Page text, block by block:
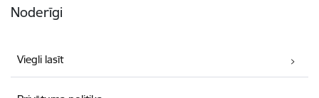
Noderīgi
Viegli lasīt